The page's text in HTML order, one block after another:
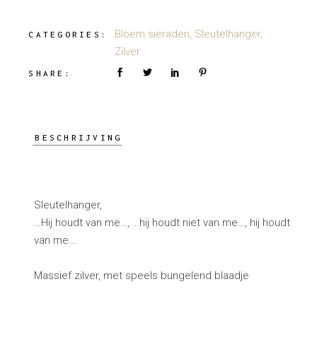
CATEGORIES: Bloem sieraden, Sleutelhanger,
Zilver
SHARE:
BESCHRIJVING
Sleutelhanger,
…Hij houdt van me…, …hij houdt niet van me…, hij houdt
van me….
Massief zilver, met speels bungelend blaadje